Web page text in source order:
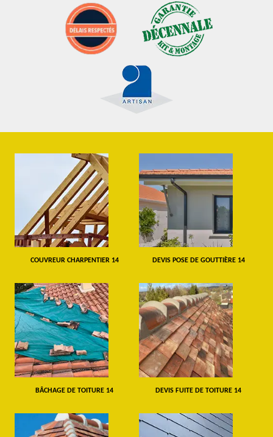
COUVREUR CHARPENTIER 14 DEVIS POSE DE GOUTTIÈRE 14
BÂCHAGE DE TOITURE 14 DEVIS FUITE DE TOITURE 14